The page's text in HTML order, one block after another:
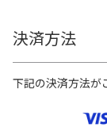
決済方法
下記の決済方法が